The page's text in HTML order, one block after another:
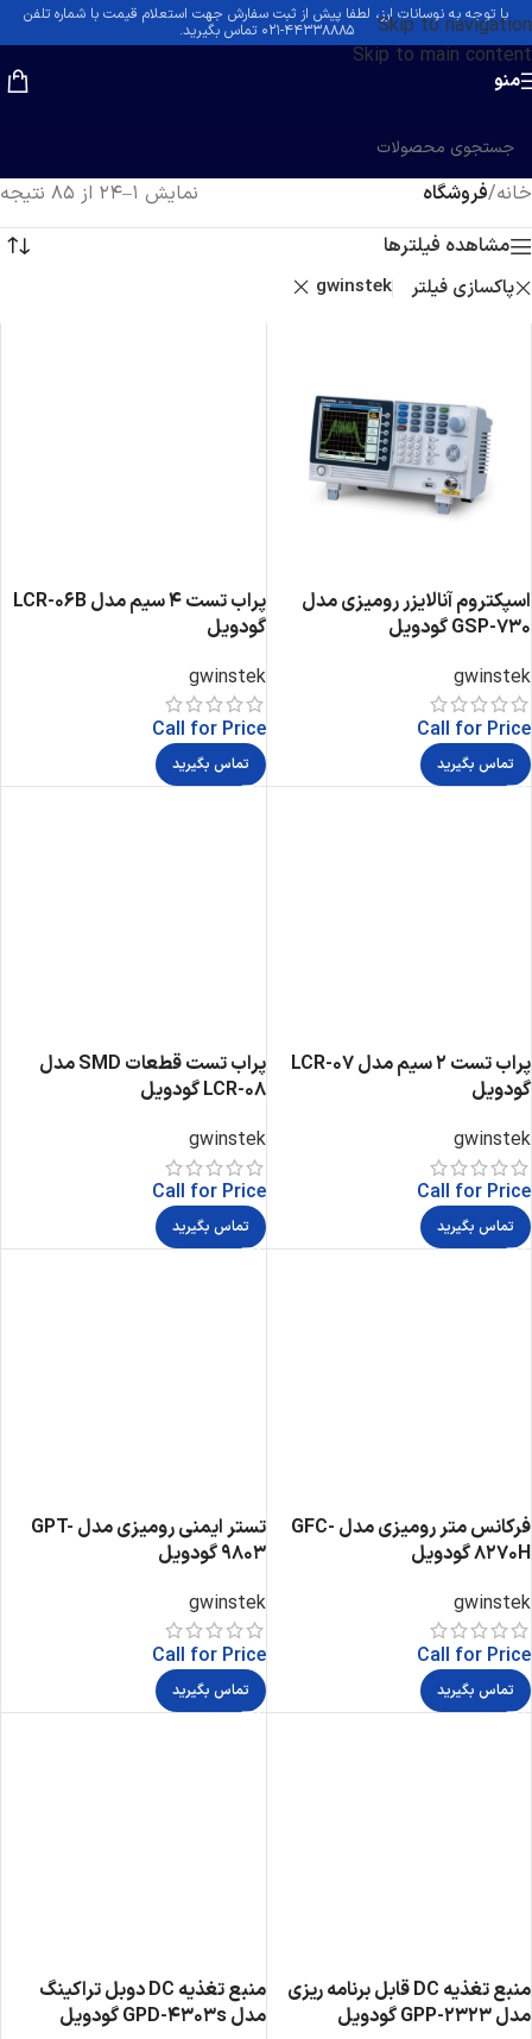
Skip to navigation
Skip to main content
با توجه به نوسانات ارز، لطفا پیش از ثبت سفارش جهت استعلام قیمت با شماره تلفن
۴۴۳۳۸۸۸۵-۰۲۱ تماس بگیرید.
منو
خانه/فروشگاه
نمایش 1–24 از 85 نتیجه
مشاهده فیلترها
پاکسازی فیلتر gwinstek
اسپکتروم آنالایزر رومیزی مدل
GSP-730 گودویل
gwinstek
Call for Price
تماس بگیرید
پراب تست 4 سیم مدل LCR-06B
گودویل
gwinstek
Call for Price
تماس بگیرید
پراب تست 2 سیم مدل LCR-07
گودویل
gwinstek
Call for Price
تماس بگیرید
پراب تست قطعات SMD مدل
LCR-08 گودویل
gwinstek
Call for Price
تماس بگیرید
فرکانس متر رومیزی مدل GFC-
8270H گودویل
gwinstek
Call for Price
تماس بگیرید
تستر ایمنی رومیزی مدل GPT-
9803 گودویل
gwinstek
Call for Price
تماس بگیرید
منبع تغذیه DC قابل برنامه ریزی
مدل GPP-2323 گودویل
منبع تغذیه DC دوبل تراکینگ
مدل GPD-4303s گودویل